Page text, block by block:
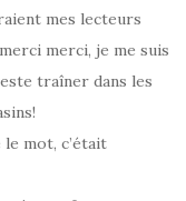
mes lecteurs
merci, je me suis
traîner dans les
mot, c’était